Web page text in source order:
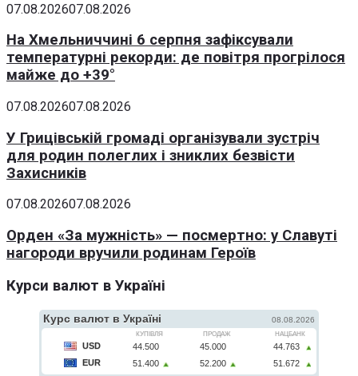
07.08.202607.08.2026
На Хмельниччині 6 серпня зафіксували
температурні рекорди: де повітря прогрілося
майже до +39°
07.08.202607.08.2026
У Грицівській громаді організували зустріч
для родин полеглих і зниклих безвісти
Захисників
07.08.202607.08.2026
Орден «За мужність» — посмертно: у Славуті
нагороди вручили родинам Героїв
Курси валют в Україні